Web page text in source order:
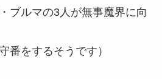
ブルマの3人が無事魔界に向
番をするそうです）